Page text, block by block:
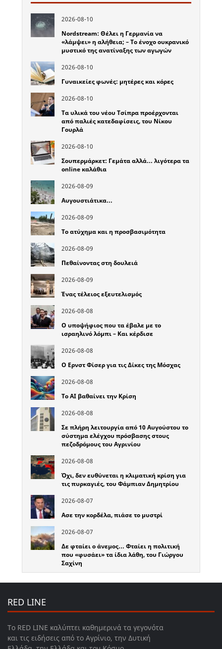
2026-08-10
Nordstream: Θέλει η Γερμανία να
«λάμψει» η αλήθεια; – Το ένοχο ουκρανικό
μυστικό της ανατίναξης των αγωγών
2026-08-10
Γυναικείες φωνές: μητέρες και κόρες
2026-08-10
Τα υλικά του νέου Τσίπρα προέρχονται
από παλιές κατεδαφίσεις, του Νίκου
Γουρλά
2026-08-10
Σουπερμάρκετ: Γεμάτα αλλά… λιγότερα τα
online καλάθια
2026-08-09
Αυγουστιάτικα…
2026-08-09
Το ατύχημα και η προσβασιμότητα
2026-08-09
Πεθαίνοντας στη δουλειά
2026-08-09
Ένας τέλειος εξευτελισμός
2026-08-08
Ο υποψήφιος που τα έβαλε με το
ισραηλινό λόμπι – Και κέρδισε
2026-08-08
Ο Ερνστ Φίσερ για τις Δίκες της Μόσχας
2026-08-08
Το ΑΙ βαθαίνει την Κρίση
2026-08-08
Σε πλήρη λειτουργία από 10 Αυγούστου το
σύστημα ελέγχου πρόσβασης στους
πεζοδρόμους του Αγρινίου
2026-08-08
Όχι, δεν ευθύνεται η κλιματική κρίση για
τις πυρκαγιές, του Φάμπιαν Δημητρίου
2026-08-07
Ασε την κορδέλα, πιάσε το μυστρί
2026-08-07
Δε φταίει ο άνεμος… Φταίει η πολιτική
που «φυσάει» τα ίδια λάθη, του Γιώργου
Σαχίνη
RED LINE
Το RED LINE καλύπτει καθημερινά τα γεγονότα
και τις ειδήσεις από το Αγρίνιο, την Δυτική